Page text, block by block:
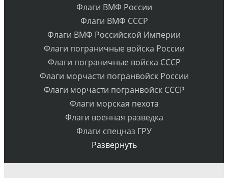
Флаги ВМФ России
Флаги ВМФ СССР
Флаги ВМФ Российской Империи
Флаги пограничные войска России
Флаги пограничные войска СССР
Флаги морчасти погранвойск России
Флаги морчасти погранвойск СССР
Флаги морская пехота
Флаги военная разведка
Флаги спецназ ГРУ
Развернуть